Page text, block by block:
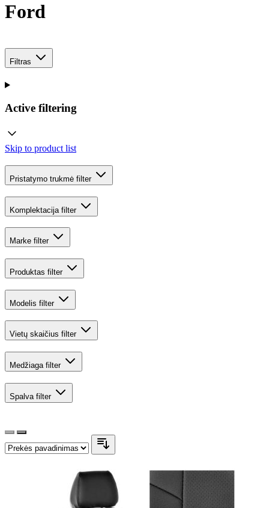
Ford
Filtras
Active filtering
Skip to product list
Pristatymo trukmė filter
Komplektacija filter
Marke filter
Produktas filter
Modelis filter
Vietų skaičius filter
Medžiaga filter
Spalva filter